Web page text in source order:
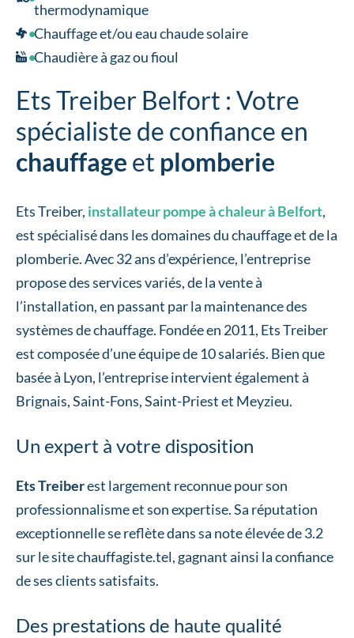
thermodynamique
Chauffage et/ou eau chaude solaire
Chaudière à gaz ou fioul
Ets Treiber Belfort : Votre
spécialiste de confiance en
chauffage et plomberie
Ets Treiber, installateur pompe à chaleur à Belfort,
est spécialisé dans les domaines du chauffage et de la
plomberie. Avec 32 ans d’expérience, l’entreprise
propose des services variés, de la vente à
l’installation, en passant par la maintenance des
systèmes de chauffage. Fondée en 2011, Ets Treiber
est composée d’une équipe de 10 salariés. Bien que
basée à Lyon, l’entreprise intervient également à
Brignais, Saint-Fons, Saint-Priest et Meyzieu.
Un expert à votre disposition
Ets Treiberest largement reconnue pour son
professionnalisme et son expertise. Sa réputation
exceptionnelle se reflète dans sa note élevée de 3.2
sur le site chauffagiste.tel, gagnant ainsi la confiance
de ses clients satisfaits.
Des prestations de haute qualité